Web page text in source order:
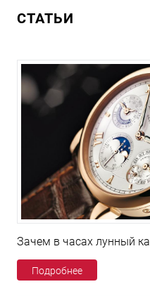
СТАТЬИ
Зачем в часах лунный
Подробнее